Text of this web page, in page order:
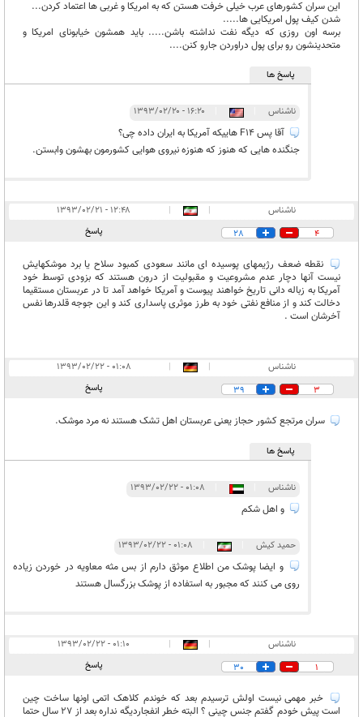
این سران کشورهای عرب خیلی خرفت هستن که به امریکا و غربی ها اعتماد کردن...
شدن کیف پول امریکایی ها.....
برسه اون روزی که دیگه نفت نداشته باشن..... باید همشون خیابونای امریکا و
متحدینشون رو برای پول دراوردن جارو کنن....
پاسخ ها
ناشناس ۱۶:۲۰ - ۱۳۹۳/۰۲/۲۰
آقا پس F14 هاییکه آمریکا به ایران داده چی؟
جنگنده هایی که هنوز که هنوزه نیروی هوایی کشورمون بهشون وابستن.
ناشناس |
|
۱۲:۴۸ - ۱۳۹۳/۰۲/۲۱
4
28 پاسخ
نقطه ضعف رژیمهای پوسیده ای مانند سعودی کمبود سلاح یا برد موشکهایش
نیست آنها دچار عدم مشروعیت و مقبولیت از درون هستند که بزودی توسط خود
آمریکا به زباله دانی تاریخ خواهند پیوست و آمریکا خواهد آمد تا در عربستان مستقیما
دخالت کند و از منافع نفتی خود به طرز موثری پاسداری کند و این جوجه قلدرها نفس
آخرشان است .
ناشناس |
|
۰۱:۰۸ - ۱۳۹۳/۰۲/۲۲
3
39 پاسخ
سران مرتجع کشور حجاز یعنی عربستان اهل تشک هستند نه مرد موشک.
پاسخ ها
ناشناس ۰۱:۰۸ - ۱۳۹۳/۰۲/۲۲
و اهل شکم
حمید کیش ۰۱:۰۸ - ۱۳۹۳/۰۲/۲۲
و ایضا پوشک من اطلاع موثق دارم از بس مثه معاویه در خوردن زیاده
روی می کنند که مجبور به استفاده از پوشک بزرگسال هستند
ناشناس |
|
۰۱:۱۰ - ۱۳۹۳/۰۲/۲۲
1
30 پاسخ
خبر مهمی نیست اولش ترسیدم بعد که خوندم کلاهک اتمی اونها ساخت چین
است پیش خودم گفتم جنس چینی ؟ البته خطر انفجاردیگه نداره بعد از ۲۷ سال حتما